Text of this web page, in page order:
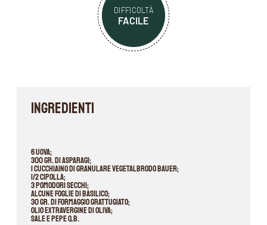
DIFFICOLTÀ
FACILE
INGREDIENTI
6 uova;
300 gr. di asparagi;
1 cucchiaino di Granulare Vegetalbrodo Bauer;
1/2 cipolla;
3 pomodori secchi;
Alcune foglie di basilico;
30 gr. di formaggio grattugiato;
Olio extravergine di oliva;
Sale e pepe q.b.